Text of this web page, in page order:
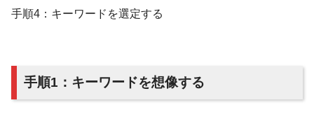
手順4：キーワードを選定する
手順1：キーワードを想像する